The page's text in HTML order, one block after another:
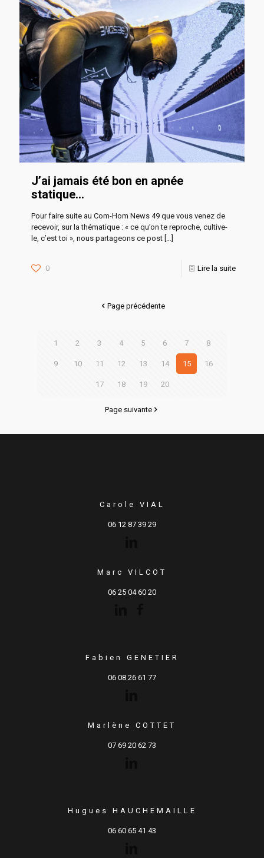
J’ai jamais été bon en apnée
statique…
Pour faire suite au Com-Hom News 49 que vous venez de
recevoir, sur la thématique : « ce qu’on te reproche, cultive-
le, c’est toi », nous partageons ce post […]
0 Lire la suite
Page précédente
1 2 3 4 5 6 7 8
9 10 11 12 13 14 15 16
17 18 19 20
Page suivante
Carole VIAL
06 12 87 39 29
Marc VILCOT
06 25 04 60 20
Fabien GENETIER
06 08 26 61 77
Marlène COTTET
07 69 20 62 73
Hugues HAUCHEMAILLE
06 60 65 41 43